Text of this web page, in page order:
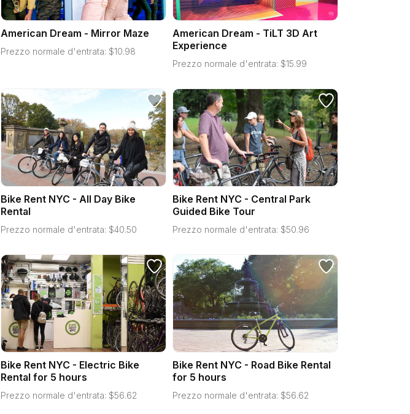
American Dream - Mirror Maze
Prezzo normale d'entrata: $10.98
American Dream - TiLT 3D Art
Experience
Prezzo normale d'entrata: $15.99
Bike Rent NYC - All Day Bike
Rental
Prezzo normale d'entrata: $40.50
Bike Rent NYC - Central Park
Guided Bike Tour
Prezzo normale d'entrata: $50.96
Bike Rent NYC - Electric Bike
Rental for 5 hours
Prezzo normale d'entrata: $56.62
Bike Rent NYC - Road Bike Rental
for 5 hours
Prezzo normale d'entrata: $56.62